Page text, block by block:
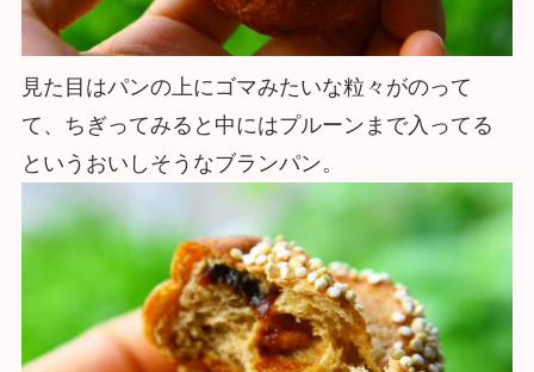
見た目はパンの上にゴマみたいな粒々がのって
て、ちぎってみると中にはプルーンまで入ってる
というおいしそうなブランパン。